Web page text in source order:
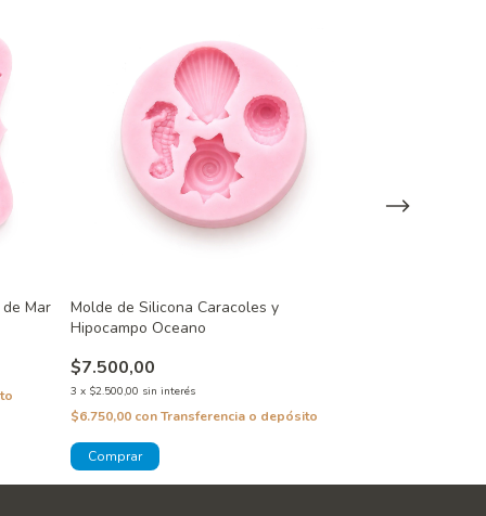
Mar
Molde de Silicona Caracoles y
Hipocampo Oceano
$7.500,00
3 x $2.500,00 sin interés
$6.750,00 conTransferencia o depósito